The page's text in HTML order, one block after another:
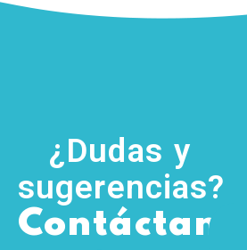
¿Dudas y
sugerencias?
Contáctanos